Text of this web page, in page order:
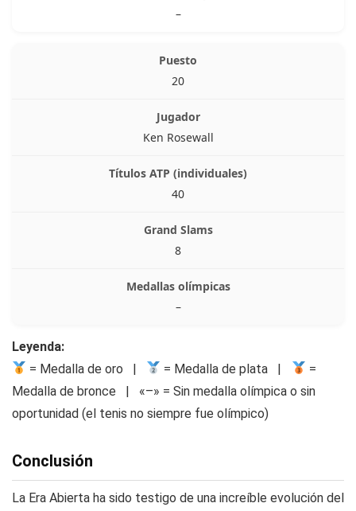
–
20
Ken Rosewall
40
8
–
Leyenda:
= Medalla de oro |
= Medalla de plata |
=
Medalla de bronce | «–» = Sin medalla olímpica o sin
oportunidad (el tenis no siempre fue olímpico)
Conclusión
La Era Abierta ha sido testigo de una increíble evolución del